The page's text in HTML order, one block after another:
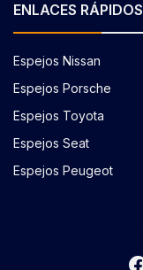
ENLACES RÁPIDOS
Espejos Nissan
Espejos Porsche
Espejos Toyota
Espejos Seat
Espejos Peugeot